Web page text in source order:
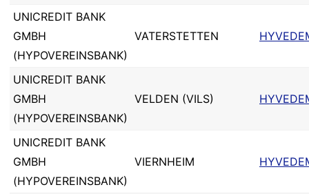
UNICREDIT BANK
GMBH
(HYPOVEREINSBANK)
VATERSTETTEN
UNICREDIT BANK
GMBH
(HYPOVEREINSBANK)
VELDEN (VILS)
UNICREDIT BANK
GMBH
(HYPOVEREINSBANK)
VIERNHEIM